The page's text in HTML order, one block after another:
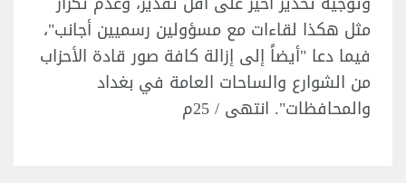
مثل هكذا لقاءات مع مسؤولين رسميين أجانب"،
فيما دعا "أيضاً إلى إزالة كافة صور قادة الأحزاب
من الشوارع والساحات العامة في بغداد
والمحافظات". انتهى / 25م